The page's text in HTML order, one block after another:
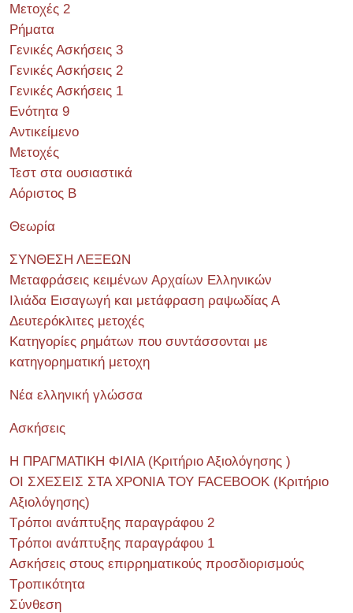
Μετοχές 2
Ρήματα
Γενικές Ασκήσεις 3
Γενικές Ασκήσεις 2
Γενικές Ασκήσεις 1
Ενότητα 9
Αντικείμενο
Μετοχές
Τεστ στα ουσιαστικά
Αόριστος Β
Θεωρία
ΣΥΝΘΕΣΗ ΛΕΞΕΩΝ
Μεταφράσεις κειμένων Αρχαίων Ελληνικών
Ιλιάδα Εισαγωγή και μετάφραση ραψωδίας Α
Δευτερόκλιτες μετοχές
Κατηγορίες ρημάτων που συντάσσονται με
κατηγορηματική μετοχη
Νέα ελληνική γλώσσα
Ασκήσεις
Η ΠΡΑΓΜΑΤΙΚΗ ΦΙΛΙΑ (Κριτήριο Αξιολόγησης )
ΟΙ ΣΧΕΣΕΙΣ ΣΤΑ ΧΡΟΝΙΑ ΤΟΥ FACEBOOK (Kριτήριο
Αξιολόγησης)
Τρόποι ανάπτυξης παραγράφου 2
Τρόποι ανάπτυξης παραγράφου 1
Ασκήσεις στους επιρρηματικούς προσδιορισμούς
Τροπικότητα
Σύνθεση